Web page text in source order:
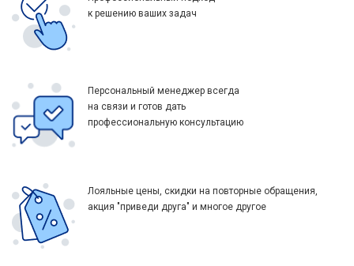
к решению ваших задач
Персональный менеджер всегда
на связи и готов дать
профессиональную консультацию
Лояльные цены, скидки на повторные обращения,
акция "приведи друга" и многое другое